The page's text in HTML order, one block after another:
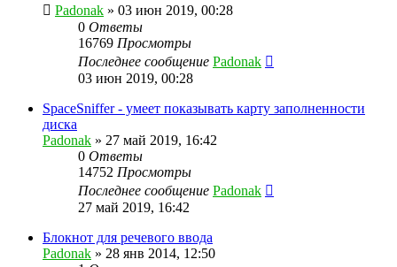
Padonak » 03 июн 2019, 00:28
0 Ответы
16769 Просмотры
Последнее сообщение Padonak
03 июн 2019, 00:28
SpaceSniffer - умеет показывать карту заполненности
диска
Padonak » 27 май 2019, 16:42
0 Ответы
14752 Просмотры
Последнее сообщение Padonak
27 май 2019, 16:42
Блокнот для речевого ввода
Padonak » 28 янв 2014, 12:50